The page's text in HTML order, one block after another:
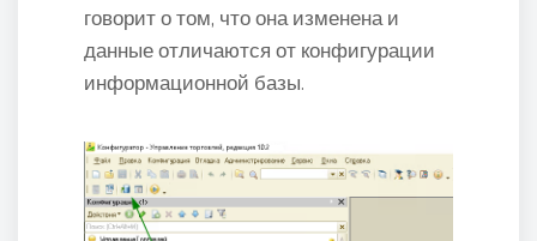
говорит о том, что она изменена и
данные отличаются от конфигурации
информационной базы.